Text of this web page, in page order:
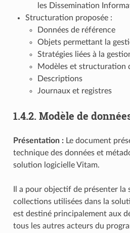
les Dissemination
Structuration proposée :
Données de référence
Objets permettant la
Stratégies liées à la
Modèles et structuration
Descriptions
Journaux et registres
1.4.2. Modèle de
Présentation :Le document
technique des données et
solution logicielle Vitam.
Il a pour objectif de présenter la
collections utilisées dans la
est destiné principalement aux
tous les autres acteurs du